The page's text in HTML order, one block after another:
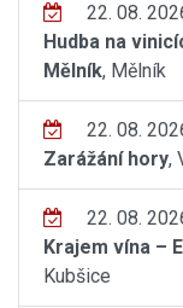
22. 08.
Hudba na
Mělník, Mělník
22. 08.
Zarážání hory,
22. 08.
Krajem vína –
Kubšice